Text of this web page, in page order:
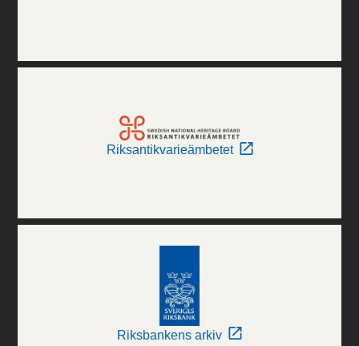
Riksantikvarieämbetet
Riksbankens arkiv